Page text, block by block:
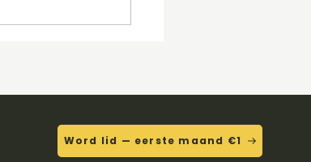
Word lid — eerste maand €1